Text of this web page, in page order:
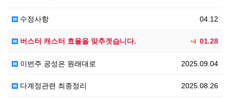
04.12
수정사항
+401.28
버스터 캐스터 효율을 맞추겟습니다.
2025.09.04
이번주 공성은 원래대로
2025.08.26
다계정관련 최종정리